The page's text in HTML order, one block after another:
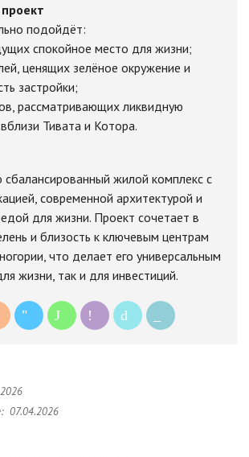
подойдёт:
спокойное место для жизни;
ценящих зелёное окружение и
застройки;
рассматривающих ликвидную
Тивата и Котора.
жилой комплекс с
современной архитектурой и
для жизни. Проект сочетает в
и близость к ключевым центрам
что делает его универсальным
жизни, так и для инвестиций.
07.04.2026